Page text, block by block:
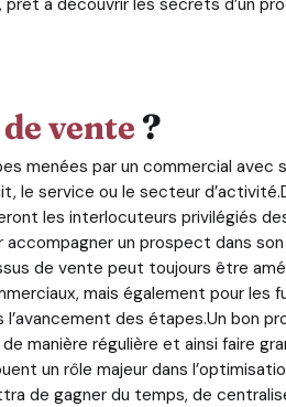
vente ?
menées par un commercial avec
le service ou le secteur
les interlocuteurs privilégiés
un prospect dans
de vente peut toujours être
mais également pour les
des étapes.Un bon
manière régulière et ainsi faire
un rôle majeur dans
de gagner du temps, de